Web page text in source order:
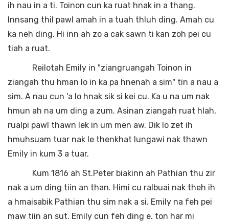
ih nau in a ti. Toinon cun ka ruat hnak in a thang.
Innsang thil pawl amah in a tuah thluh ding. Amah cu
ka neh ding. Hi inn ah zo a cak sawn ti kan zoh pei cu
tiah a ruat.
Reilotah Emily in "ziangruangah Toinon in
ziangah thu hman lo in ka pa hnenah a sim" tin a nau a
sim. A nau cun 'a lo hnak sik si kei cu. Ka u na um nak
hmun ah na um ding a zum. Asinan ziangah ruat hlah,
rualpi pawl thawn lek in um men aw. Dik lo zet ih
hmuhsuam tuar nak le thenkhat lungawi nak thawn
Emily in kum 3 a tuar.
Kum 1816 ah St.Peter biakinn ah Pathian thu zir
nak a um ding tiin an than. Himi cu ralbuai nak theh ih
a hmaisabik Pathian thu sim nak a si. Emily na feh pei
maw tiin an sut. Emily cun feh ding e. ton har mi